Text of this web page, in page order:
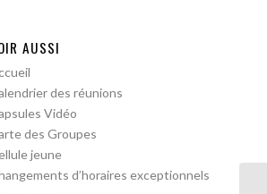
AUSSI
des réunions
Vidéo
des Groupes
jeune
d’horaires exceptionnels